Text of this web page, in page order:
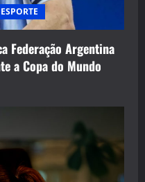
Federação Argentina
a Copa do Mundo